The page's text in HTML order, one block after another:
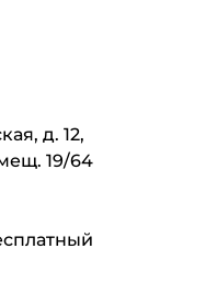
д. 12,
19/64